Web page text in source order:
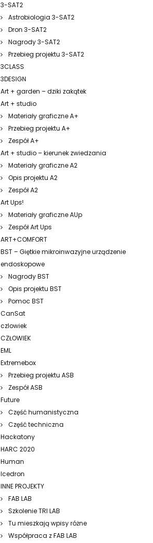
3-SAT2
Astrobiologia 3-SAT2
Dron 3-SAT2
Nagrody 3-SAT2
Przebieg projektu 3-SAT2
3CLASS
3DESIGN
Art + garden – dziki zakątek
Art + studio
Materiały graficzne A+
Przebieg projektu A+
Zespół A+
Art + studio – kierunek zwiedzania
Materiały graficzne A2
Opis projektu A2
Zespół A2
Art Ups!
Materiały graficzne AUp
Zespół Art Ups
ART+COMFORT
BST – Giętkie mikroinwazyjne urządzenie
endoskopowe
Nagrody BST
Opis projektu BST
Pomoc BST
CanSat
czlowiek
CZŁOWIEK
EML
Extremebox
Przebieg projektu ASB
Zespół ASB
Future
Część humanistyczna
Część techniczna
Hackatony
HARC 2020
Human
Icedron
INNE PROJEKTY
FAB LAB
Szkolenie TRI LAB
Tu mieszkają wpisy różne
Współpraca z FAB LAB